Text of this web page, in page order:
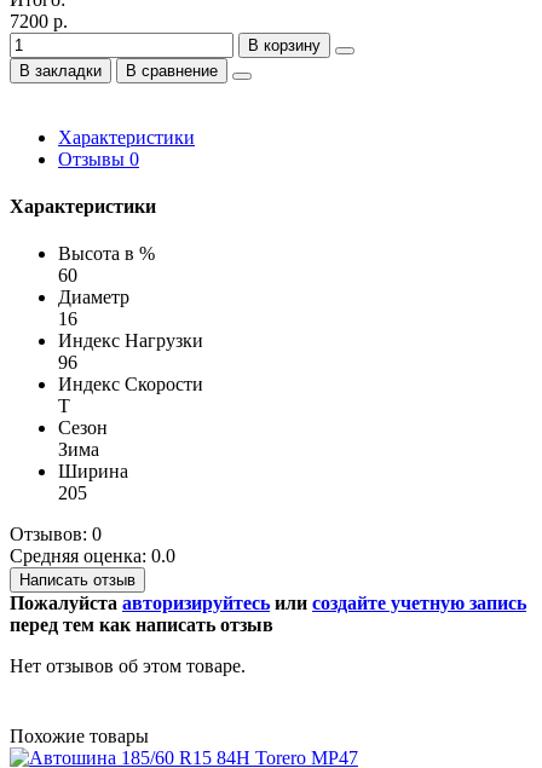
7200 р.
В корзину
В закладки
В сравнение
Характеристики
Отзывы 0
Характеристики
Высота в %
60
Диаметр
16
Индекс Нагрузки
96
Индекс Скорости
T
Сезон
Зима
Ширина
205
Отзывов: 0
Средняя оценка: 0.0
Написать отзыв
Пожалуйста авторизируйтесь или создайте учетную запись
перед тем как написать отзыв
Нет отзывов об этом товаре.
Похожие товары